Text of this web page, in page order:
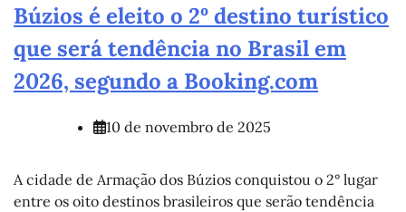
Búzios é eleito o 2º destino turístico
que será tendência no Brasil em
2026, segundo a Booking.com
10 de novembro de 2025
A cidade de Armação dos Búzios conquistou o 2° lugar
entre os oito destinos brasileiros que serão tendência